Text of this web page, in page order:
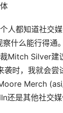
人都知道社交
察什么能行得
Mitch Silver建
袭时，我就会
Merch
还是其他社交